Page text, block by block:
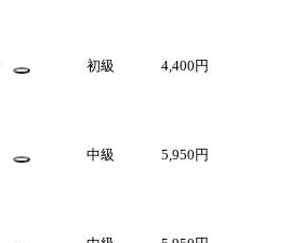
初級 4,400円
中級 5,950円